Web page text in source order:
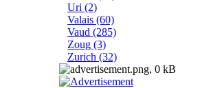
Uri (2)
Valais (60)
Vaud (285)
Zoug (3)
Zurich (32)